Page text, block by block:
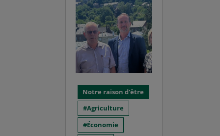
Notre raison d'être
Agriculture
Économie